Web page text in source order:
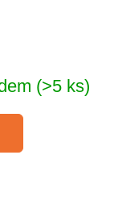
(>5 ks)